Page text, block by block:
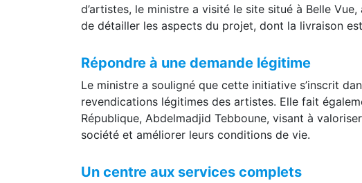
d’artistes, le ministre a visité le site situé à Belle
de détailler les aspects du projet, dont la livraison
Répondre à une demande légitime
Le ministre a souligné que cette initiative s’inscrit
revendications légitimes des artistes. Elle fait
République, Abdelmadjid Tebboune, visant à
société et améliorer leurs conditions de vie.
Un centre aux services complets